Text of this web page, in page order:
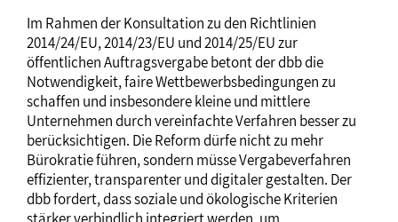
Im Rahmen der Konsultation zu den Richtlinien
2014/24/EU, 2014/23/EU und 2014/25/EU zur
öffentlichen Auftragsvergabe betont der dbb die
Notwendigkeit, faire Wettbewerbsbedingungen zu
schaffen und insbesondere kleine und mittlere
Unternehmen durch vereinfachte Verfahren besser zu
berücksichtigen. Die Reform dürfe nicht zu mehr
Bürokratie führen, sondern müsse Vergabeverfahren
effizienter, transparenter und digitaler gestalten. Der
dbb fordert, dass soziale und ökologische Kriterien